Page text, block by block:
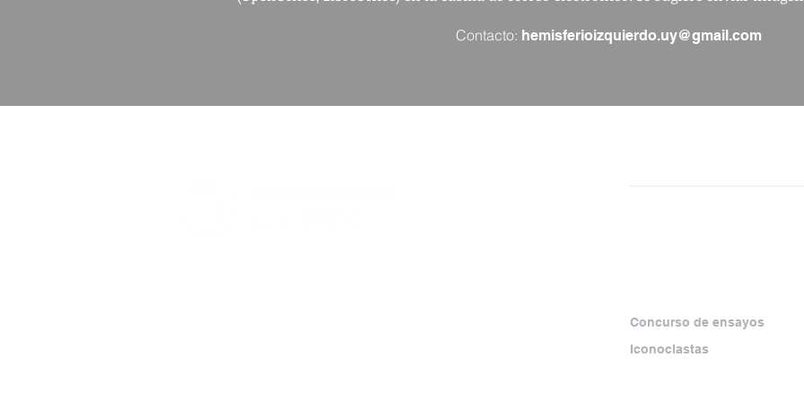
Contacto: hemisferioizquierdo.uy@gmail.com
Concurso de ensayos
Iconoclastas